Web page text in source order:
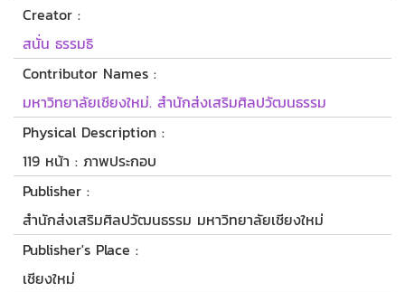
Creator :
สนั่น ธรรมธิ
Contributor Names :
มหาวิทยาลัยเชียงใหม่. สำนักส่งเสริมศิลปวัฒนธรรม
Physical Description :
119 หน้า : ภาพประกอบ
Publisher :
สำนักส่งเสริมศิลปวัฒนธรรม มหาวิทยาลัยเชียงใหม่
Publisher's Place :
เชียงใหม่